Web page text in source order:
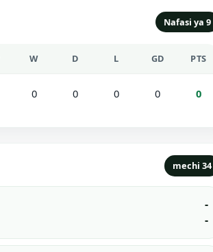
Nafasi ya 9
W D L GD PTS
0 0 0 0 0
mechi 34
-
-